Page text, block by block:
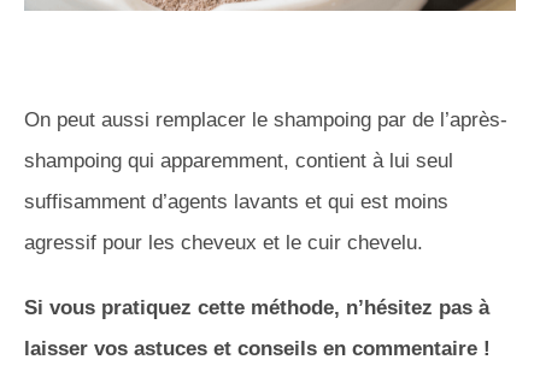
On peut aussi remplacer le shampoing par de l’après-
shampoing qui apparemment, contient à lui seul
suffisamment d’agents lavants et qui est moins
agressif pour les cheveux et le cuir chevelu.
Si vous pratiquez cette méthode, n’hésitez pas à
laisser vos astuces et conseils en commentaire !